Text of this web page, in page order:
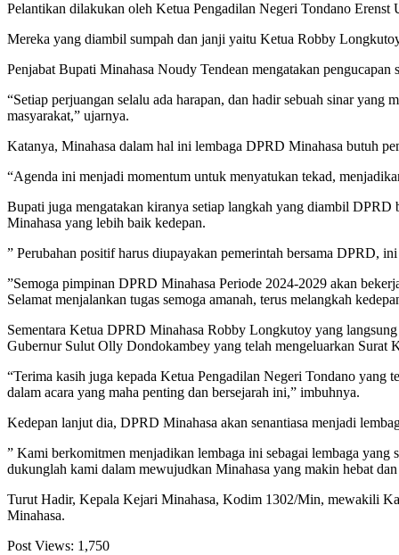
Pelantikan dilakukan oleh Ketua Pengadilan Negeri Tondano
Mereka yang diambil sumpah dan janji yaitu Ketua Robby
Penjabat Bupati Minahasa Noudy Tendean mengatakan
“Setiap perjuangan selalu ada harapan, dan hadir sebuah sinar
masyarakat,” ujarnya.
Katanya, Minahasa dalam hal ini lembaga DPRD Minahasa butuh
“Agenda ini menjadi momentum untuk menyatukan tekad,
Bupati juga mengatakan kiranya setiap langkah yang diambil
Minahasa yang lebih baik kedepan.
” Perubahan positif harus diupayakan pemerintah bersama DPRD,
”Semoga pimpinan DPRD Minahasa Periode 2024-2029 akan
Selamat menjalankan tugas semoga amanah, terus melangkah
Sementara Ketua DPRD Minahasa Robby Longkutoy yang
Gubernur Sulut Olly Dondokambey yang telah mengeluarkan Surat
“Terima kasih juga kepada Ketua Pengadilan Negeri Tondano yang
dalam acara yang maha penting dan bersejarah ini,” imbuhnya.
Kedepan lanjut dia, DPRD Minahasa akan senantiasa menjadi
” Kami berkomitmen menjadikan lembaga ini sebagai lembaga
dukunglah kami dalam mewujudkan Minahasa yang makin hebat
Turut Hadir, Kepala Kejari Minahasa, Kodim 1302/Min, mewakili
Minahasa.
Post Views: 1,750